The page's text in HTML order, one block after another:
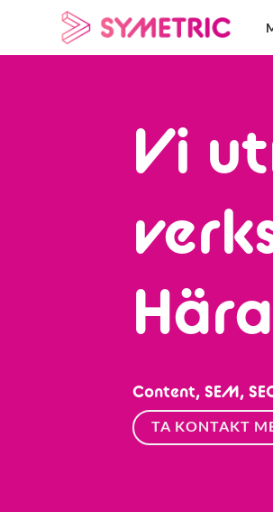
content
Vi
Content, SEM,
TA KONTAKT